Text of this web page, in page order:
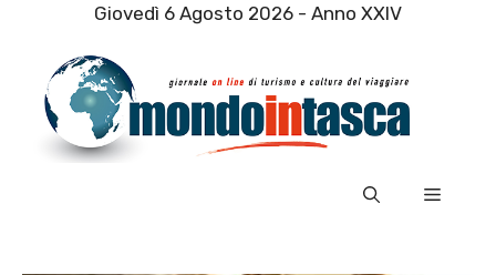
contenuto
Giovedì 6 Agosto 2026 - Anno XXIV
Menu